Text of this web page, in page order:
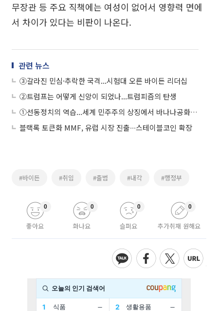
무장관 등 주요 직책에는 여성이 없어서 영향력 면에
서 차이가 있다는 비판이 나온다.
관련 뉴스
③갈라진 민심·추락한 국격...시험대 오른 바이든 리더십
②트럼프는 어떻게 신앙이 되었나...트럼피즘의 탄생
①선동정치의 역습...세계 민주주의 상징에서 바나나공화국으로
블랙록 토큰화 MMF, 유럽 시장 진출∙∙∙스테이블코인 확장
#바이든 #취임 #출범 #내각 #행정부
좋아요
0
화나요
0
슬퍼요
0
추가취재 원해요
0